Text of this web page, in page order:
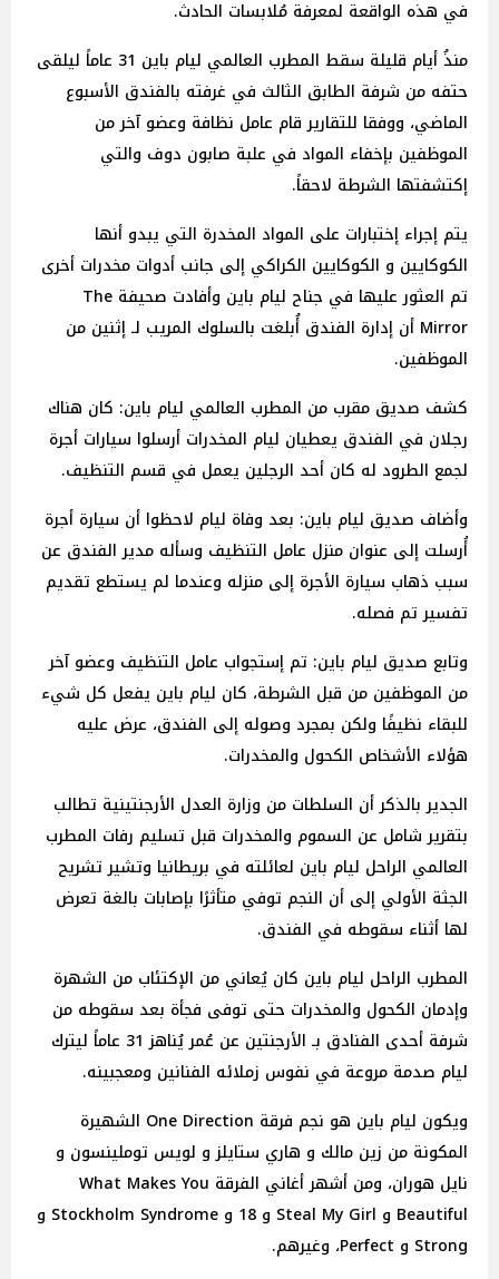
في هذه الواقعة لمعرفة مُلابسات الحادث.
منذُ أيام قليلة سقط المطرب العالمي ليام باين 31 عاماً ليلقى
حتفه من شرفة الطابق الثالث في غرفته بالفندق الأسبوع
الماضي، ووفقا للتقارير قام عامل نظافة وعضو آخر من
الموظفين بإخفاء المواد في علبة صابون دوف والتي
إكتشفتها الشرطة لاحقاً.
يتم إجراء إختبارات على المواد المخدرة التي يبدو أنها
الكوكايين و الكوكايين الكراكي إلى جانب أدوات مخدرات أخرى
تم العثور عليها في جناح ليام باين وأفادت صحيفة The
Mirror أن إدارة الفندق أُبلغت بالسلوك المريب لـ إثنين من
الموظفين.
كشف صديق مقرب من المطرب العالمي ليام باين: كان هناك
رجلان في الفندق يعطيان ليام المخدرات أرسلوا سيارات أجرة
لجمع الطرود له كان أحد الرجلين يعمل في قسم التنظيف.
وأضاف صديق ليام باين: بعد وفاة ليام لاحظوا أن سيارة أجرة
أُرسلت إلى عنوان منزل عامل التنظيف وسأله مدير الفندق عن
سبب ذهاب سيارة الأجرة إلى منزله وعندما لم يستطع تقديم
تفسير تم فصله.
وتابع صديق ليام باين: تم إستجواب عامل التنظيف وعضو آخر
من الموظفين من قبل الشرطة، كان ليام باين يفعل كل شيء
للبقاء نظيفًا ولكن بمجرد وصوله إلى الفندق، عرض عليه
هؤلاء الأشخاص الكحول والمخدرات.
الجدير بالذكر أن السلطات من وزارة العدل الأرجنتينية تطالب
بتقرير شامل عن السموم والمخدرات قبل تسليم رفات المطرب
العالمي الراحل ليام باين لعائلته في بريطانيا وتشير تشريح
الجثة الأولي إلى أن النجم توفي متأثرًا بإصابات بالغة تعرض
لها أثناء سقوطه في الفندق.
المطرب الراحل ليام باين كان يُعاني من الإكتئاب من الشهرة
وإدمان الكحول والمخدرات حتى توفى فجأة بعد سقوطه من
شرفة أحدى الفنادق بـ الأرجنتين عن عُمر يُناهز 31 عاماً ليترك
ليام صدمة مروعة في نفوس زملائه الفنانين ومعجبينه.
ويكون ليام باين هو نجم فرقة One Direction الشهيرة
المكونة من زين مالك و هاري ستايلز و لويس توملينسون و
نايل هوران، ومن أشهر أغاني الفرقة What Makes You
Beautiful و Steal My Girl و 18 و Stockholm Syndrome و
Strong و Perfect، وغيرهم.